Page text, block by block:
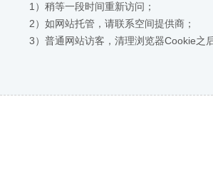
1）稍等一段时间重新访问；
2）如网站托管，请联系空间提供商；
3）普通网站访客，清理浏览器Cookie之